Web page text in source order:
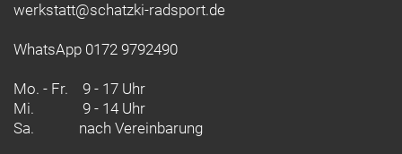
werkstatt@schatzki-radsport.de
WhatsApp 0172 9792490
Mo. - Fr. 9 - 17 Uhr
Mi.
9 - 14 Uhr
Sa.
nach Vereinbarung